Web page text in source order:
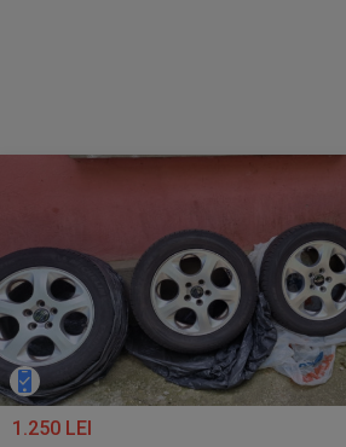
1.250 LEI